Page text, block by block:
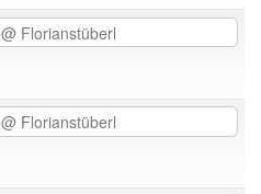
@ Florianstüberl
@ Florianstüberl